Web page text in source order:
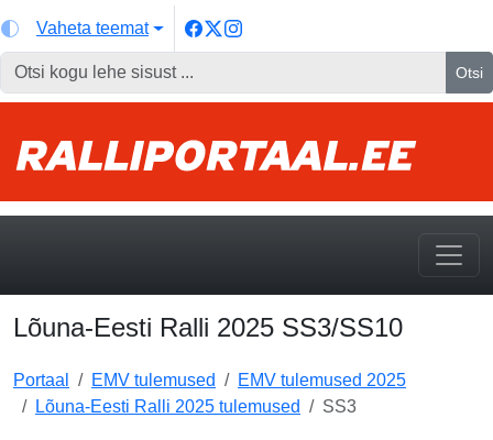
Vaheta teemat
Otsi
Lõuna-Eesti Ralli 2025 SS3/SS10
Portaal EMV tulemused
EMV tulemused 2025
Lõuna-Eesti Ralli 2025 tulemused
SS3